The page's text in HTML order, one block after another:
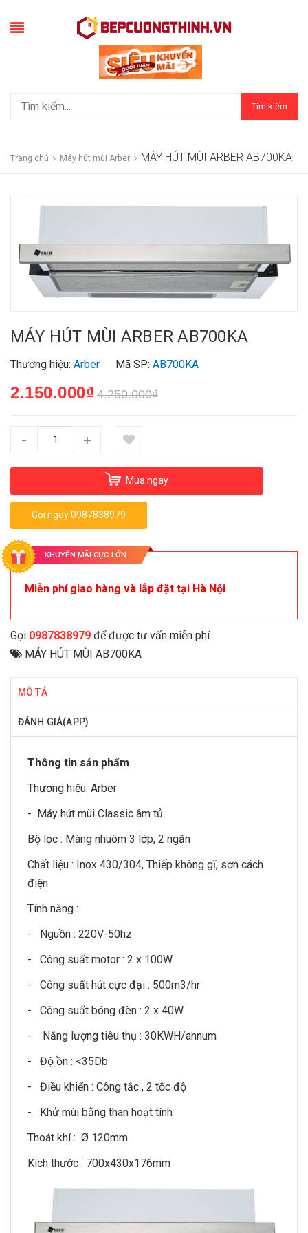
Tìm kiếm
Trang chủ Máy hút mùi Arber MÁY HÚT MÙI ARBER AB700KA
MÁY HÚT MÙI ARBER AB700KA
Thương hiệu: Arber Mã SP: AB700KA
2.150.000₫ 4.250.000₫
- +
Mua ngay
Gọi ngay 0987838979
KHUYẾN MÃI CỰC LỚN
Miễn phí giao hàng và lắp đặt tại Hà Nội
Gọi 0987838979 để được tư vấn miễn phí
MÁY HÚT MÙI AB700KA
MÔ TẢ
ĐÁNH GIÁ(APP)
Thông tin sản phẩm
Thương hiệu: Arber
- Máy hút mùi Classic âm tủ
Bộ lọc : Màng nhuôm 3 lớp, 2 ngăn
Chất liệu : Inox 430/304, Thiếp không gĩ, sơn cách
điện
Tính năng :
- Nguồn : 220V-50hz
- Công suất motor : 2 x 100W
- Công suất hút cực đại : 500m3/hr
- Công suất bóng đèn : 2 x 40W
- Năng lượng tiêu thụ : 30KWH/annum
- Độ ồn : <35Db
- Điều khiển : Công tắc , 2 tốc độ
- Khử mùi bằng than hoạt tính
Thoát khí : Ø 120mm
Kích thước : 700x430x176mm